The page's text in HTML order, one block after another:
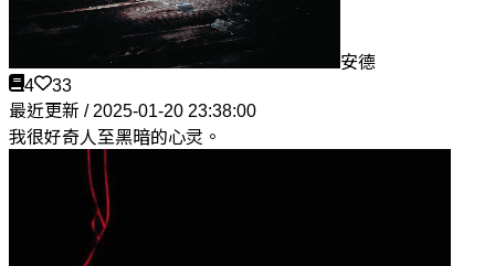
安德
4
33
最近更新 / 2025-01-20 23:38:00
我很好奇人至黑暗的心灵。